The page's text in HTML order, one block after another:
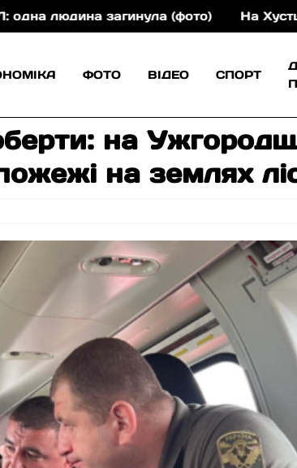
загинула (фото) На Хустщині
ФОТО ВІДЕО СПОРТ
на
на землях